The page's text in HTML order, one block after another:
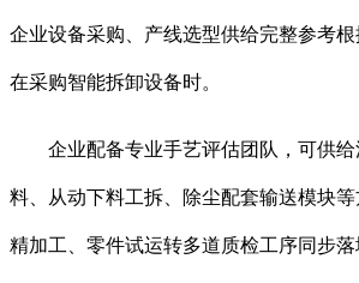
企业设备采购、产线选型供给完整参考
在采购智能拆卸设备时。
企业配备专业手艺评估团队，可供给
料、从动下料工拆、除尘配套输送模块等
精加工、零件试运转多道质检工序同步落